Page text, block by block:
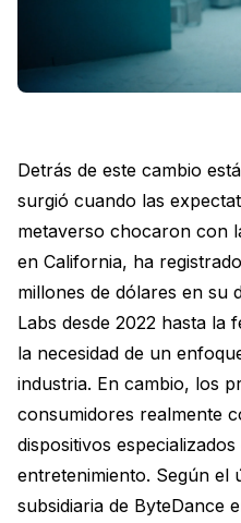
Detrás de este cambio
surgió cuando las
metaverso chocaron con
en California, ha
millones de dólares en su
Labs desde 2022 hasta la
la necesidad de un
industria. En cambio, los
consumidores realmente
dispositivos
entretenimiento. Según el
subsidiaria de ByteDance